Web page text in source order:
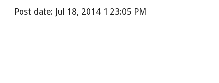
Post date: Jul 18, 2014 1:23:05 PM